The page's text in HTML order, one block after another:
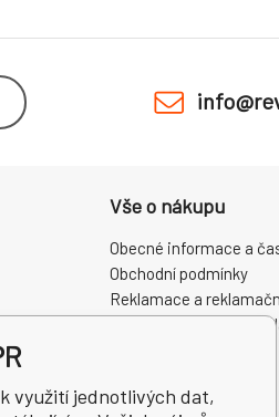
Vše o nákupu
Obecné informace a
Obchodní podmínky
Reklamace a
Zpracování osobních
využití jednotlivých dat,